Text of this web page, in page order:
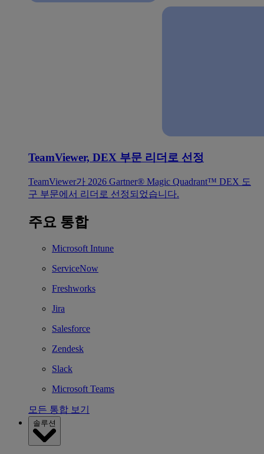
TeamViewer, DEX 부문 리더로 선정
TeamViewer가 2026 Gartner® Magic Quadrant™ DEX 도
구 부문에서 리더로 선정되었습니다.
주요 통합
Microsoft Intune
ServiceNow
Freshworks
Jira
Salesforce
Zendesk
Slack
Microsoft Teams
모든 통합 보기
솔루션